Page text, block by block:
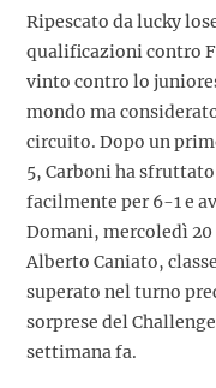
Ripescato da lucky
qualificazioni contro
vinto contro lo
mondo ma
circuito. Dopo un
5, Carboni ha
facilmente per 6-1 e
Domani, mercoledì
Alberto Caniato,
superato nel turno
sorprese del
settimana fa.